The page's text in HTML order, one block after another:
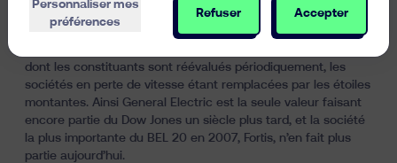
Un indice est souvent perçu comme passif et statique.
Pourtant, c’est une mesure dynamique dont la pondération
dont les constituants sont réévalués périodiquement, les
sociétés en perte de vitesse étant remplacées par les étoiles
montantes. Ainsi General Electric est la seule valeur faisant
encore partie du Dow Jones un siècle plus tard, et la société
la plus importante du BEL 20 en 2007, Fortis, n’en fait plus
partie aujourd’hui.
Personnaliser mes
préférences
Refuser Accepter